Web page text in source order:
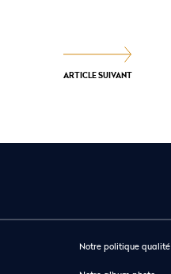
ARTICLE SUIVANT
Notre politique qualité